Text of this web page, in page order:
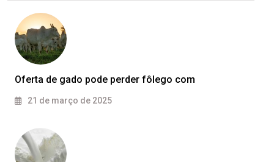
Oferta de gado pode perder fôlego com
21 de março de 2025